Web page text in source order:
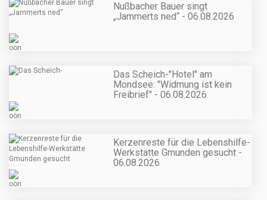
Nußbacher Bauer singt
„Jammerts ned“ - 06.08.2026
Das Scheich-"Hotel" am
Mondsee: "Widmung ist kein
Freibrief" - 06.08.2026
Kerzenreste für die Lebenshilfe-
Werkstätte Gmunden gesucht -
06.08.2026